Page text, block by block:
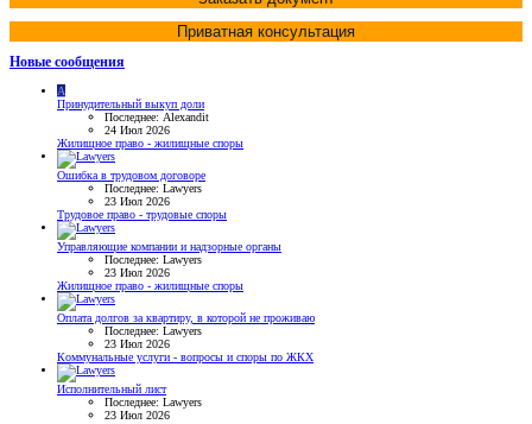
Приватная консультация
Новые сообщения
A
Принудительный выкуп доли
Последнее: Alexandit
24 Июл 2026
Жилищное право - жилищные споры
Ошибка в трудовом договоре
Последнее: Lawyers
23 Июл 2026
Трудовое право - трудовые споры
Управляющие компании и надзорные органы
Последнее: Lawyers
23 Июл 2026
Жилищное право - жилищные споры
Оплата долгов за квартиру, в которой не проживаю
Последнее: Lawyers
23 Июл 2026
Коммунальные услуги - вопросы и споры по ЖКХ
Исполнительный лист
Последнее: Lawyers
23 Июл 2026